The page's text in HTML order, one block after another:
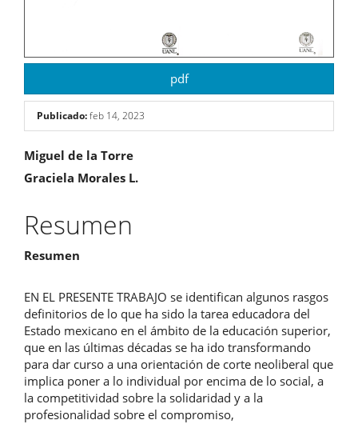
pdf
Publicado:feb 14, 2023
Contenido
principal
del
artículo
Miguel de la Torre
Graciela Morales L.
Resumen
Resumen
EN EL PRESENTE TRABAJO se identifican algunos rasgos
definitorios de lo que ha sido la tarea educadora del
Estado mexicano en el ámbito de la educación superior,
que en las últimas décadas se ha ido transformando
para dar curso a una orientación de corte neoliberal que
implica poner a lo individual por encima de lo social, a
la competitividad sobre la solidaridad y a la
profesionalidad sobre el compromiso,